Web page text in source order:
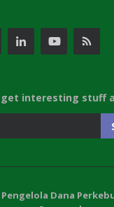
get interesting stuff
Pengelola Dana